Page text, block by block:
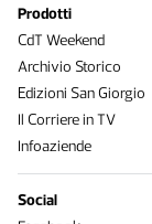
Prodotti
CdT Weekend
Archivio Storico
Edizioni San Giorgio
Il Corriere in TV
Infoaziende
Social